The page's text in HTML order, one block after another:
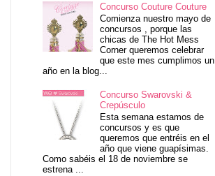
Concurso Couture Couture
Comienza nuestro mayo de
concursos , porque las
chicas de The Hot Mess
Corner queremos celebrar
que este mes cumplimos un
año en la blog...
Concurso Swarovski &
Crepúsculo
Esta semana estamos de
concursos y es que
queremos que entréis en el
año que viene guapísimas.
Como sabéis el 18 de noviembre se
estrena ...